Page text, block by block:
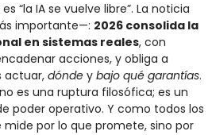
“la IA se vuelve libre”. La noticia
importante—: 2026 consolida la
en sistemas reales, con
acciones, y obliga a
actuar, dónde y bajo qué garantías.
es una ruptura filosófica; es un
poder operativo. Y como todos los
por lo que promete, sino por